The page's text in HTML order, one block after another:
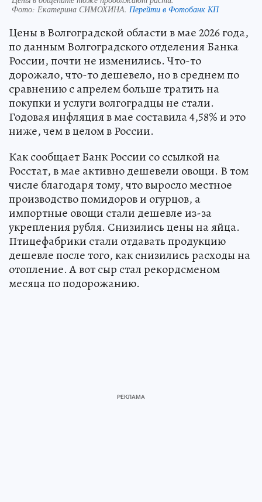
Фото: Екатерина СИМОХИНА. Перейти в Фотобанк КП
Цены в Волгоградской области в мае 2026 года,
по данным Волгоградского отделения Банка
России, почти не изменились. Что-то
дорожало, что-то дешевело, но в среднем по
сравнению с апрелем больше тратить на
покупки и услуги волгоградцы не стали.
Годовая инфляция в мае составила 4,58% и это
ниже, чем в целом в России.
Как сообщает Банк России со ссылкой на
Росстат, в мае активно дешевели овощи. В том
числе благодаря тому, что выросло местное
производство помидоров и огурцов, а
импортные овощи стали дешевле из-за
укрепления рубля. Снизились цены на яйца.
Птицефабрики стали отдавать продукцию
дешевле после того, как снизились расходы на
отопление. А вот сыр стал рекордсменом
месяца по подорожанию.